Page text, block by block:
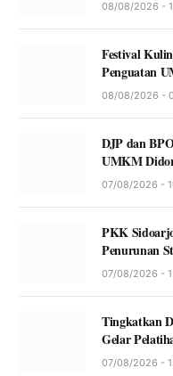
08/08/2026 -
Festival
Penguatan
08/08/2026 -
DJP dan
UMKM
07/08/2026 -
PKK
Penurunan
07/08/2026 -
Tingkatkan
Gelar
07/08/2026 -